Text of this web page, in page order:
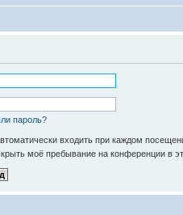
пароль?
входить при каждом
моё пребывание на конференции в